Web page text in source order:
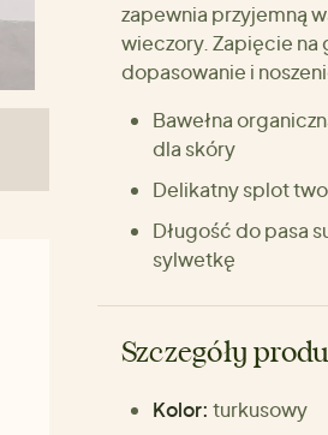
zapewnia przyjemną
wieczory. Zapięcie na
dopasowanie i
Bawełna
dla skóry
Delikatny splot
Długość do pasa
sylwetkę
Szczegóły
Kolor: turkusowy